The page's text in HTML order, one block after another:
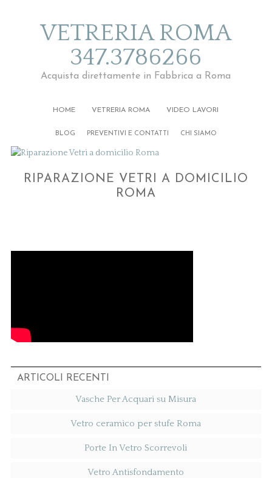
VETRERIA ROMA
347.3786266
Acquista direttamente in Fabbrica a Roma
HOME VETRERIA ROMA VIDEO LAVORI
BLOG PREVENTIVI E CONTATTI CHI SIAMO
RIPARAZIONE VETRI A DOMICILIO
ROMA
ARTICOLI RECENTI
Vasche Per Acquari su Misura
Vetro ceramico per stufe Roma
Porte In Vetro Scorrevoli
Vetro Antisfondamento